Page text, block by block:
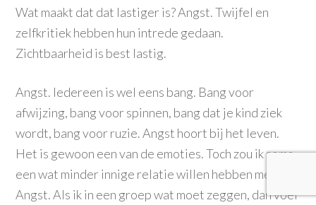
Wat maakt dat dat lastiger is? Angst. Twijfel en
zelfkritiek hebben hun intrede gedaan.
Zichtbaarheid is best lastig.
Angst. Iedereen is wel eens bang. Bang voor
afwijzing, bang voor spinnen, bang dat je kind ziek
wordt, bang voor ruzie. Angst hoort bij het leven.
Het is gewoon een van de emoties. Toch zou ik soms
een wat minder innige relatie willen hebben met
Angst. Als ik in een groep wat moet zeggen, dan voel